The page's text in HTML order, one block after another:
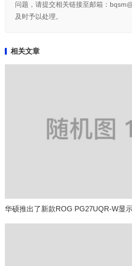
问题，请提交相关链接至邮箱：
及时予以处理。
相关文章
华硕推出了新款ROG PG27UQR-W显